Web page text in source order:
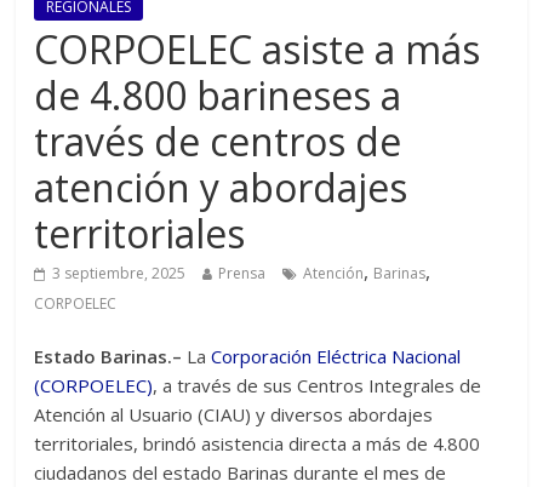
REGIONALES
CORPOELEC asiste a más
de 4.800 barineses a
través de centros de
atención y abordajes
territoriales
3 septiembre, 2025 Prensa Atención, Barinas,
CORPOELEC
Estado Barinas.– LaCorporación Eléctrica Nacional
(CORPOELEC), a través de sus Centros Integrales de
Atención al Usuario (CIAU) y diversos abordajes
territoriales, brindó asistencia directa a más de 4.800
ciudadanos del estado Barinas durante el mes de